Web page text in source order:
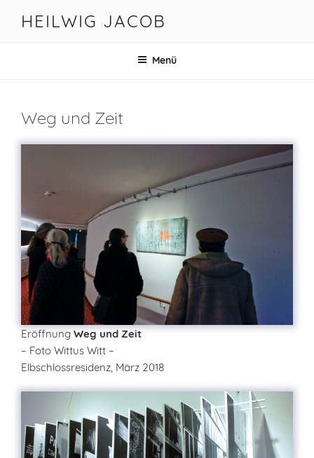
InhaltHEILWIG JACOB
Menü
Weg und Zeit
Eröffnung Weg und Zeit
– Foto Wittus Witt –
Elbschlossresidenz, März 2018